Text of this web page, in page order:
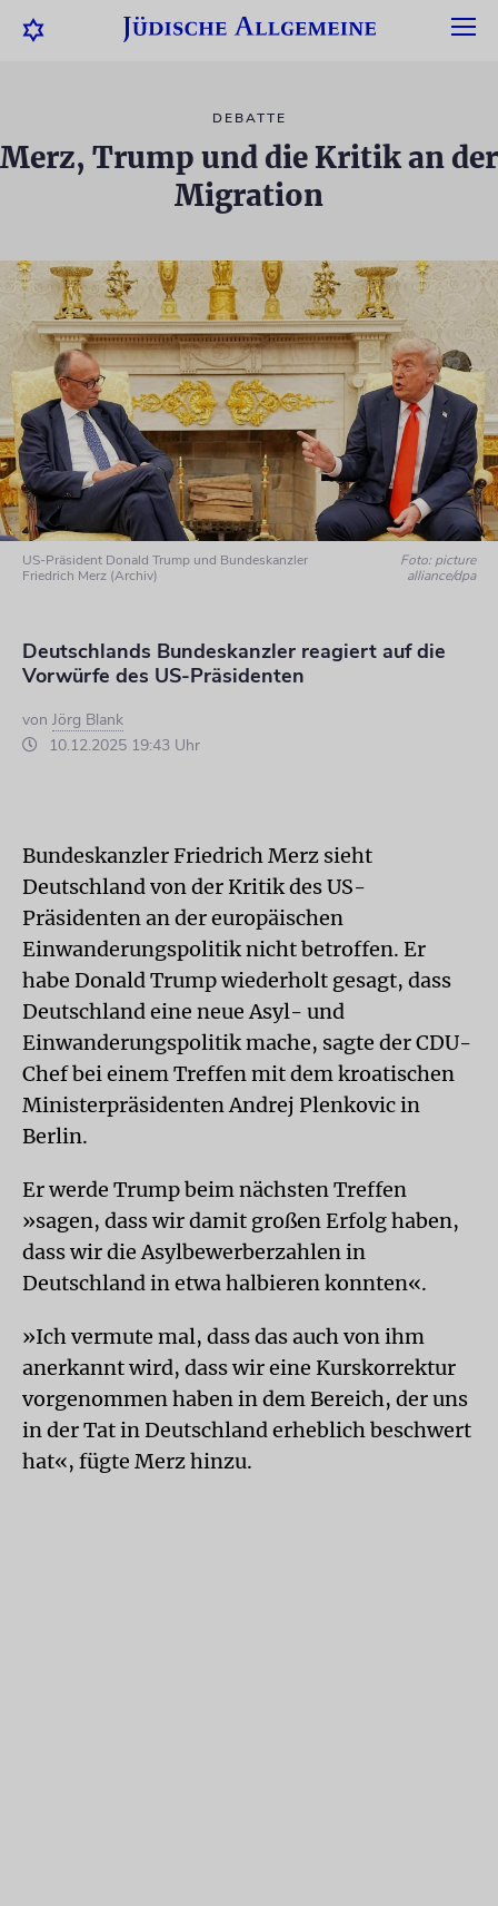
DEBATTE
Merz, Trump und die Kritik an der
Migration
US-Präsident Donald Trump und Bundeskanzler
Friedrich Merz (Archiv)
Foto: picture
alliance/dpa
Deutschlands Bundeskanzler reagiert auf die
Vorwürfe des US-Präsidenten
von Jörg Blank
10.12.2025 19:43 Uhr
Bundeskanzler Friedrich Merz sieht
Deutschland von der Kritik des US-
Präsidenten an der europäischen
Einwanderungspolitik nicht betroffen. Er
habe Donald Trump wiederholt gesagt, dass
Deutschland eine neue Asyl- und
Einwanderungspolitik mache, sagte der CDU-
Chef bei einem Treffen mit dem kroatischen
Ministerpräsidenten Andrej Plenkovic in
Berlin.
Er werde Trump beim nächsten Treffen
»sagen, dass wir damit großen Erfolg haben,
dass wir die Asylbewerberzahlen in
Deutschland in etwa halbieren konnten«.
»Ich vermute mal, dass das auch von ihm
anerkannt wird, dass wir eine Kurskorrektur
vorgenommen haben in dem Bereich, der uns
in der Tat in Deutschland erheblich beschwert
hat«, fügte Merz hinzu.